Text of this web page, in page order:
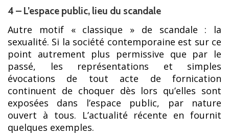
4 – L’espace public, lieu du scandale
Autre motif « classique » de scandale : la
sexualité. Si la société contemporaine est sur ce
point autrement plus permissive que par le
passé, les représentations et simples
évocations de tout acte de fornication
continuent de choquer dès lors qu’elles sont
exposées dans l’espace public, par nature
ouvert à tous. L’actualité récente en fournit
quelques exemples.